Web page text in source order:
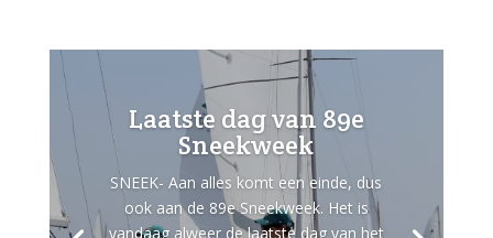
Laatste dag van 89e
Sneekweek
SNEEK- Aan alles komt een einde, dus
ook aan de 89e Sneekweek. Het is
vandaag alweer de laatste dag van het